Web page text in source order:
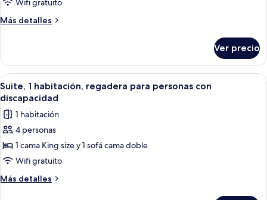
1
habitación
Wifi gratuito
Más detalles
Más
1
habitación
Ver precio
Abrir
todas
las
fotos
de
Suite,
1
habitación,
Una sala moderna con sofá,
4
Suite, 1 habitación, regadera para personas con
discapacidad
1 habitación
4 personas
1 cama King size y 1 sofá cama doble
Wifi gratuito
Más detalles
Más